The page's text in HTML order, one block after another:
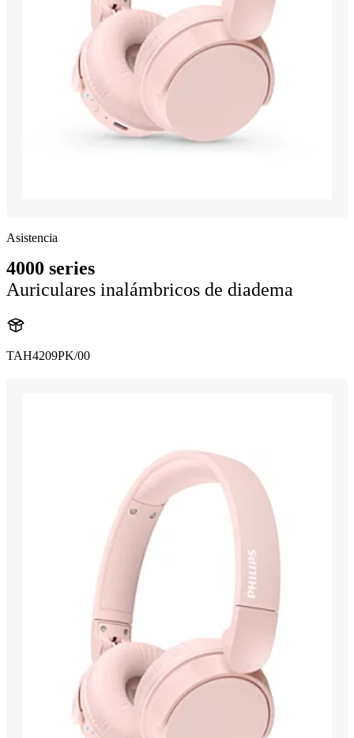
Asistencia
4000 series
Auriculares inalámbricos de diadema
TAH4209PK/00